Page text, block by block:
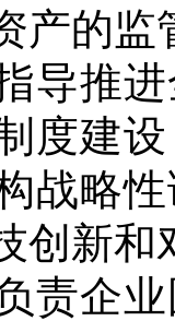
产的监
推进
度建
战略
创新和
企业